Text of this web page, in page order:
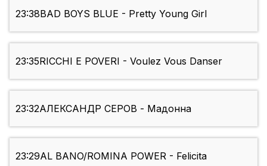
23:38BAD BOYS BLUE - Pretty Young Girl
23:35RICCHI E POVERI - Voulez Vous Danser
23:32АЛЕКСАНДР СЕРОВ - Мадонна
23:29AL BANO/ROMINA POWER - Felicita